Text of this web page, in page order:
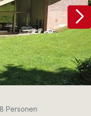
Personen